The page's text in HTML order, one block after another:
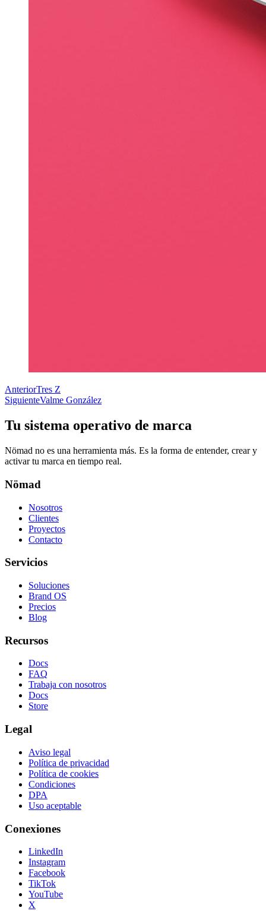
AnteriorTres Z
SiguienteValme González
Tu sistema operativo de marca
Nömad no es una herramienta más. Es la forma de entender, crear y
activar tu marca en tiempo real.
Nömad
Nosotros
Clientes
Proyectos
Contacto
Servicios
Soluciones
Brand OS
Precios
Blog
Recursos
Docs
FAQ
Trabaja con nosotros
Docs
Store
Legal
Aviso legal
Política de privacidad
Política de cookies
Condiciones
DPA
Uso aceptable
Conexiones
LinkedIn
Instagram
Facebook
TikTok
YouTube
X